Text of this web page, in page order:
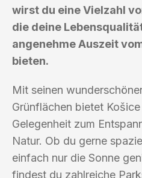
wirst du eine Vielzahl
die deine
angenehme Auszeit
bieten.
Mit seinen
Grünflächen bietet
Gelegenheit zum
Natur. Ob du gerne
einfach nur die Sonne
findest du zahlreiche